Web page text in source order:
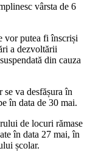
vârsta de 6
vor putea fi înscriși
a dezvoltării
din cauza
va desfășura în
în data de 30 mai.
de locuri rămase
în data 27 mai, în
școlar.